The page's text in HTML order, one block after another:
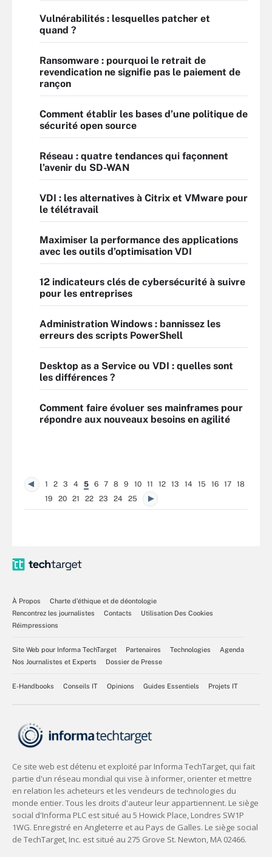
Vulnérabilités : lesquelles patcher et
quand ?
Ransomware : pourquoi le retrait de
revendication ne signifie pas le paiement de
rançon
Comment établir les bases d’une politique de
sécurité open source
Réseau : quatre tendances qui façonnent
l’avenir du SD-WAN
VDI : les alternatives à Citrix et VMware pour
le télétravail
Maximiser la performance des applications
avec les outils d’optimisation VDI
12 indicateurs clés de cybersécurité à suivre
pour les entreprises
Administration Windows : bannissez les
erreurs des scripts PowerShell
Desktop as a Service ou VDI : quelles sont
les différences ?
Comment faire évoluer ses mainframes pour
répondre aux nouveaux besoins en agilité
1 2 3 4 5 6 7 8 9 10 11 12 13 14 15 16 17
18
19
20 21 22 23 24 25
À Propos
Charte d’éthique et de déontologie
Rencontrez les journalistes
Contacts
Utilisation Des Cookies
Réimpressions
Site Web pour Informa TechTarget Partenaires Technologies
Agenda
Nos Journalistes et Experts
Dossier de Presse
E-Handbooks Conseils IT Opinions Guides Essentiels Projets IT